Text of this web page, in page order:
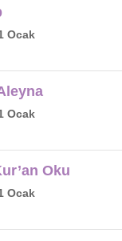
Ocak
Ocak
Oku
Ocak